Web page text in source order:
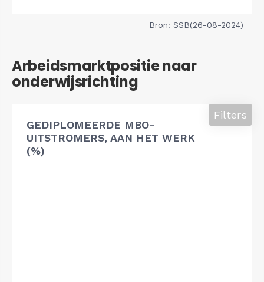
Bron: SSB(26-08-2024)
Arbeidsmarktpositie naar
onderwijsrichting
GEDIPLOMEERDE MBO-
UITSTROMERS, AAN HET WERK
(%)
Filters